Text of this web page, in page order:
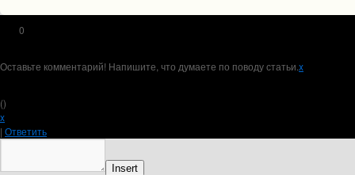
0
Оставьте комментарий! Напишите, что думаете по поводу статьи. x
()
x
| Ответить
Insert